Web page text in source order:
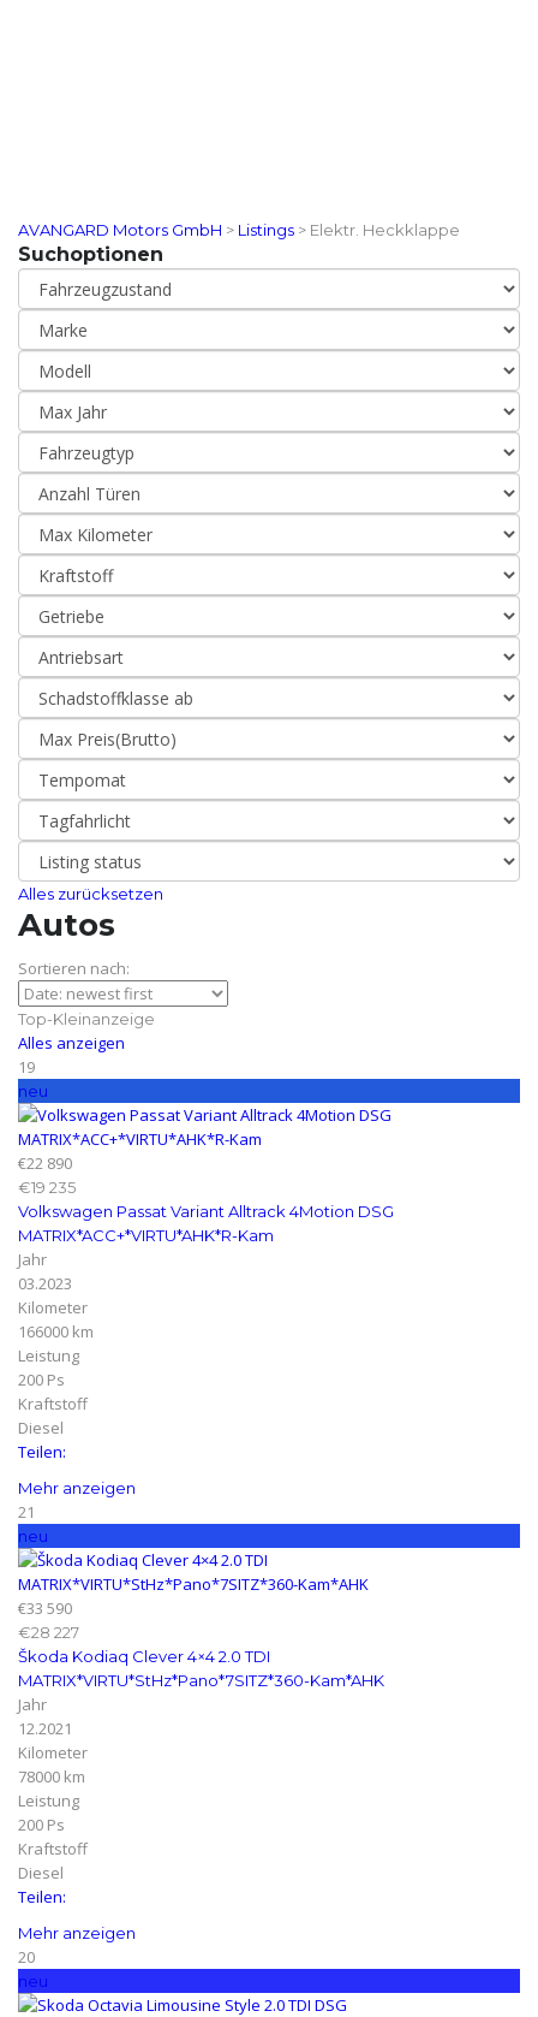
AVANGARD Motors GmbH > Listings > Elektr. Heckklappe
Suchoptionen
Alles zurücksetzen
Autos
Sortieren nach:
Top-Kleinanzeige
Alles anzeigen
19
neu
€22 890
€19 235
Volkswagen Passat Variant Alltrack 4Motion DSG
MATRIX*ACC+*VIRTU*AHK*R-Kam
Jahr
03.2023
Kilometer
166000 km
Leistung
200 Ps
Kraftstoff
Diesel
Teilen:
Mehr anzeigen
21
neu
€33 590
€28 227
Škoda Kodiaq Clever 4×4 2.0 TDI
MATRIX*VIRTU*StHz*Pano*7SITZ*360-Kam*AHK
Jahr
12.2021
Kilometer
78000 km
Leistung
200 Ps
Kraftstoff
Diesel
Teilen:
Mehr anzeigen
20
neu